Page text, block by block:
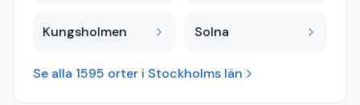
Kungsholmen Solna
Se alla 1595 orter i Stockholms län